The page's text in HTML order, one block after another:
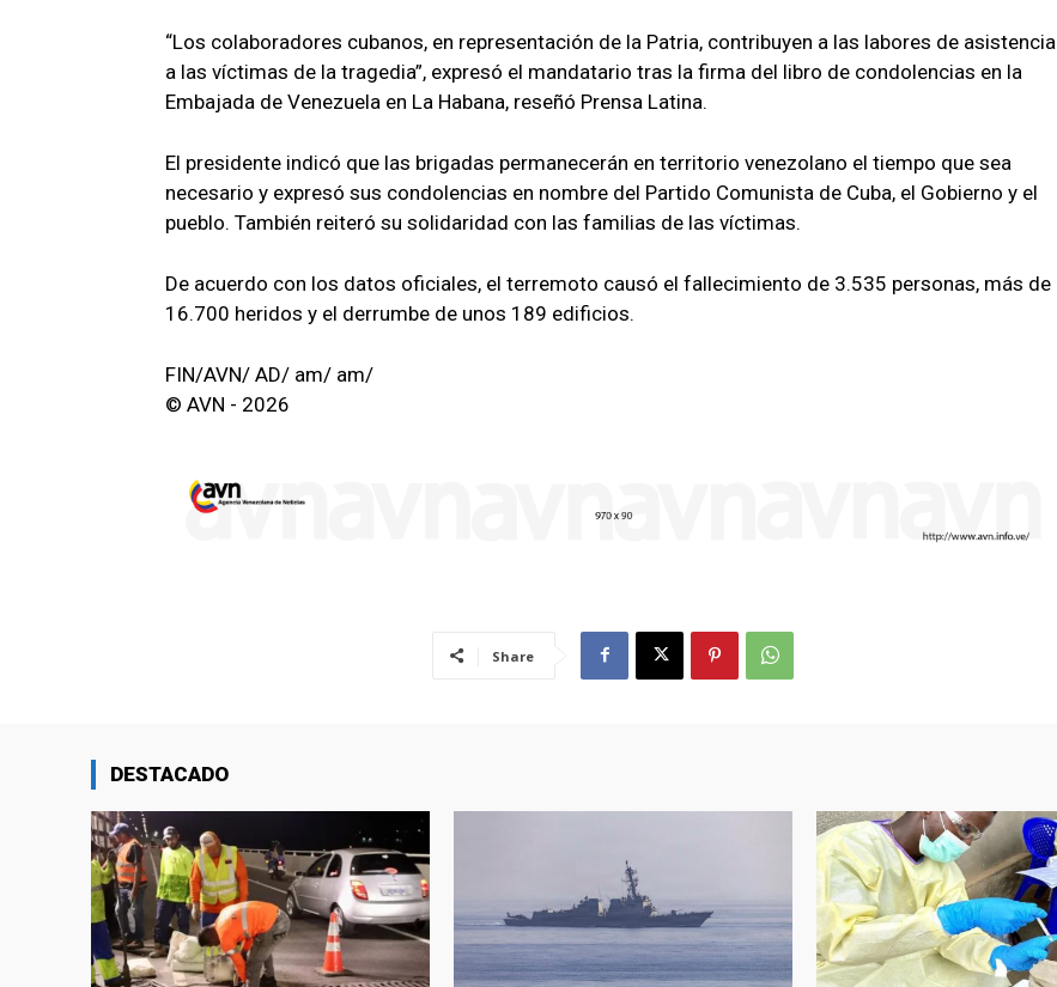
“Los colaboradores cubanos, en representación de la Patria, contribuyen a las labores de asistencia
a las víctimas de la tragedia”, expresó el mandatario tras la firma del libro de condolencias en la
Embajada de Venezuela en La Habana, reseñó Prensa Latina.
El presidente indicó que las brigadas permanecerán en territorio venezolano el tiempo que sea
necesario y expresó sus condolencias en nombre del Partido Comunista de Cuba, el Gobierno y el
pueblo. También reiteró su solidaridad con las familias de las víctimas.
De acuerdo con los datos oficiales, el terremoto causó el fallecimiento de 3.535 personas, más de
16.700 heridos y el derrumbe de unos 189 edificios.
FIN/AVN/ AD/ am/ am/
© AVN - 2026
Share
DESTACADO